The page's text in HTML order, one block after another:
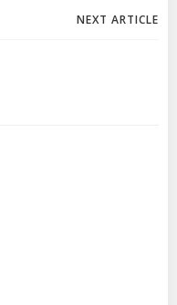
NEXT ARTICLE